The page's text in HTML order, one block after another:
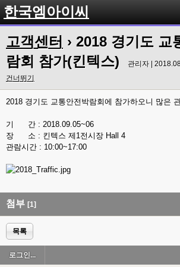
한국엠아이씨
고객센터 › 2018 경기도 교
람회 참가(킨텍스)
관리자 |
건너뛰기
2018 경기도 교통안전박람회에 참가하오니 많은
기 간 : 2018.09.05~06
장 소 : 킨텍스 제1전시장 Hall 4
관람시간 : 10:00~17:00
첨부 [1]
목록
로그인...